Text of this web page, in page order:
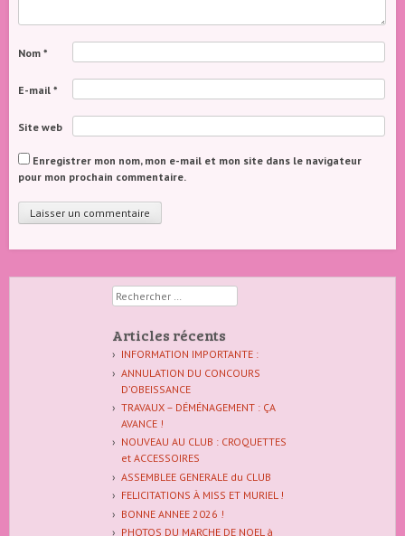
Nom *
E-mail *
Site web
Enregistrer mon nom, mon e-mail et mon site dans le navigateur
pour mon prochain commentaire.
Rechercher
Articles récents
INFORMATION IMPORTANTE :
ANNULATION DU CONCOURS
D’OBEISSANCE
TRAVAUX – DÉMÉNAGEMENT : ÇA
AVANCE !
NOUVEAU AU CLUB : CROQUETTES
et ACCESSOIRES
ASSEMBLEE GENERALE du CLUB
FELICITATIONS À MISS ET MURIEL !
BONNE ANNEE 2026 !
PHOTOS DU MARCHE DE NOEL à